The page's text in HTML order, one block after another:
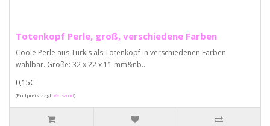
Totenkopf Perle, groß, verschiedene Farben
Coole Perle aus Türkis als Totenkopf in verschiedenen Farben
wählbar. Größe: 32 x 22 x 11 mm&nb..
0,15€
(Endpreis zzgl.Versand)